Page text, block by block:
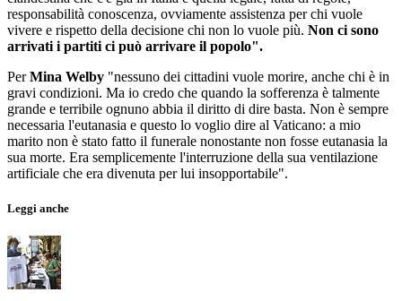
responsabilità conoscenza, ovviamente assistenza per chi vuole
vivere e rispetto della decisione chi non lo vuole più. Non ci sono
arrivati i partiti ci può arrivare il popolo".
PerMina Welby "nessuno dei cittadini vuole morire, anche chi è in
gravi condizioni. Ma io credo che quando la sofferenza è talmente
grande e terribile ognuno abbia il diritto di dire basta. Non è sempre
necessaria l'eutanasia e questo lo voglio dire al Vaticano: a mio
marito non è stato fatto il funerale nonostante non fosse eutanasia la
sua morte. Era semplicemente l'interruzione della sua ventilazione
artificiale che era divenuta per lui insopportabile".
Leggi anche